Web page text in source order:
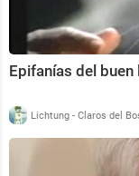
eproducción:
🎥 EL GRAN
rmato
Epifanías del
Lichtung - Claros del